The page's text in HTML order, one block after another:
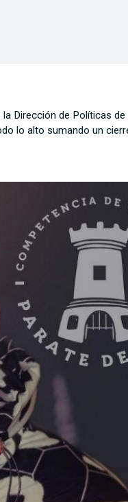
Dirección de Políticas
lo alto sumando un